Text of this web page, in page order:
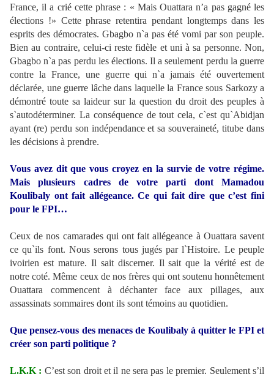
France, il a crié cette phrase : « Mais Ouattara n’a pas gagné les
élections !» Cette phrase retentira pendant longtemps dans les
esprits des démocrates. Gbagbo n`a pas été vomi par son peuple.
Bien au contraire, celui-ci reste fidèle et uni à sa personne. Non,
Gbagbo n`a pas perdu les élections. Il a seulement perdu la guerre
contre la France, une guerre qui n`a jamais été ouvertement
déclarée, une guerre lâche dans laquelle la France sous Sarkozy a
démontré toute sa laideur sur la question du droit des peuples à
s`autodéterminer. La conséquence de tout cela, c`est qu`Abidjan
ayant (re) perdu son indépendance et sa souveraineté, titube dans
les décisions à prendre.
Vous avez dit que vous croyez en la survie de votre régime.
Mais plusieurs cadres de votre parti dont Mamadou
Koulibaly ont fait allégeance. Ce qui fait dire que c’est fini
pour le FPI…
Ceux de nos camarades qui ont fait allégeance à Ouattara savent
ce qu`ils font. Nous serons tous jugés par l`Histoire. Le peuple
ivoirien est mature. Il sait discerner. Il sait que la vérité est de
notre coté. Même ceux de nos frères qui ont soutenu honnêtement
Ouattara commencent à déchanter face aux pillages, aux
assassinats sommaires dont ils sont témoins au quotidien.
Que pensez-vous des menaces de Koulibaly à quitter le FPI et
créer son parti politique ?
L.K.K : C’est son droit et il ne sera pas le premier. Seulement s’il